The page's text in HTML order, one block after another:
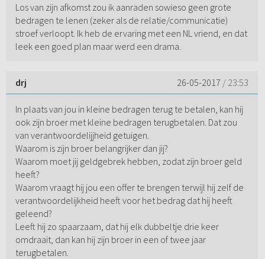
Los van zijn afkomst zou ik aanraden sowieso geen grote
bedragen te lenen (zeker als de relatie/communicatie)
stroef verloopt. Ik heb de ervaring met een NL vriend, en dat
leek een goed plan maar werd een drama.
drj 26-05-2017 / 23:53
In plaats van jou in kleine bedragen terug te betalen, kan hij
ook zijn broer met kleine bedragen terugbetalen. Dat zou
van verantwoordelijjheid getuigen.
Waarom is zijn broer belangrijker dan jij?
Waarom moet jij geldgebrek hebben, zodat zijn broer geld
heeft?
Waarom vraagt hij jou een offer te brengen terwijl hij zelf de
verantwoordelijkheid heeft voor het bedrag dat hij heeft
geleend?
Leeft hij zo spaarzaam, dat hij elk dubbeltje drie keer
omdraait, dan kan hij zijn broer in een of twee jaar
terugbetalen.